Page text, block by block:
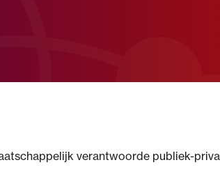
verantwoorde publiek-